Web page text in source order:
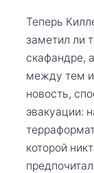
Теперь
заметил ли
скафандре,
между тем
новость,
эвакуации:
которой